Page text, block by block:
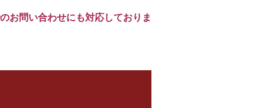
お問い合わせにも対応しておりま